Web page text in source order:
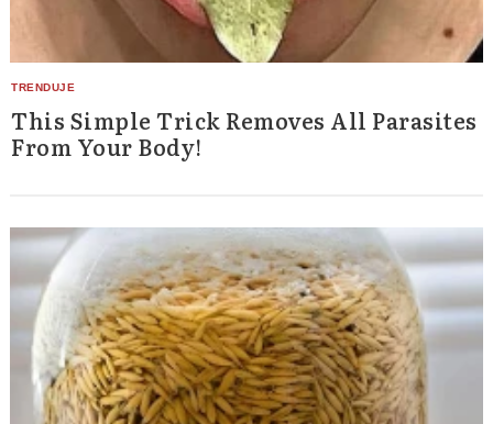
This Simple Trick Removes All Parasites
From Your Body!
Search
for: